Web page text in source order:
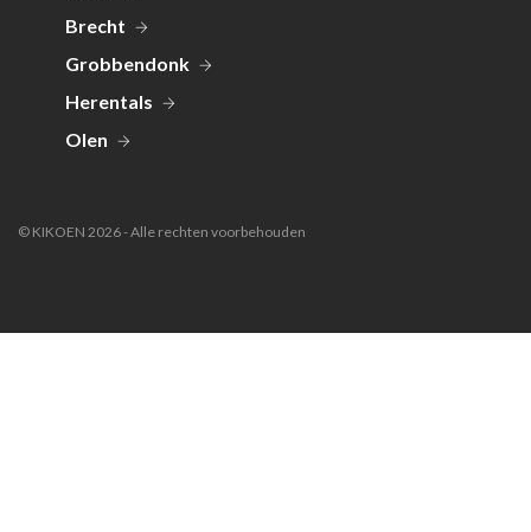
Brecht
Grobbendonk
Herentals
Olen
© KIKOEN 2026 - Alle rechten voorbehouden